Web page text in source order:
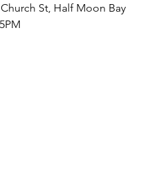
St, Half Moon Bay